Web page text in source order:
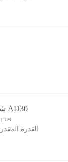
Cat شاحنات التعدين تحت الأرض AD30
القدرة